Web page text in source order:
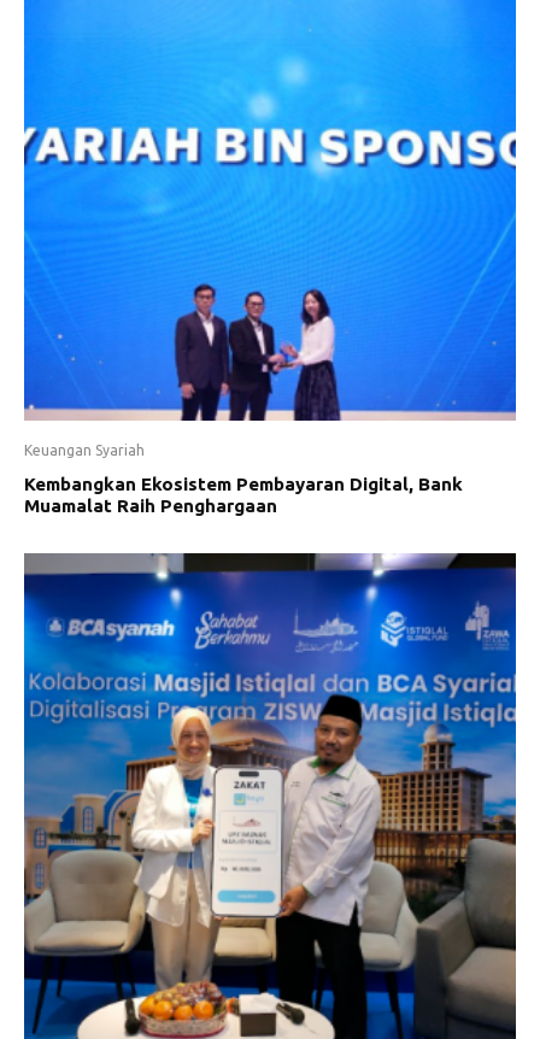
Keuangan Syariah
Kembangkan Ekosistem Pembayaran Digital, Bank
Muamalat Raih Penghargaan